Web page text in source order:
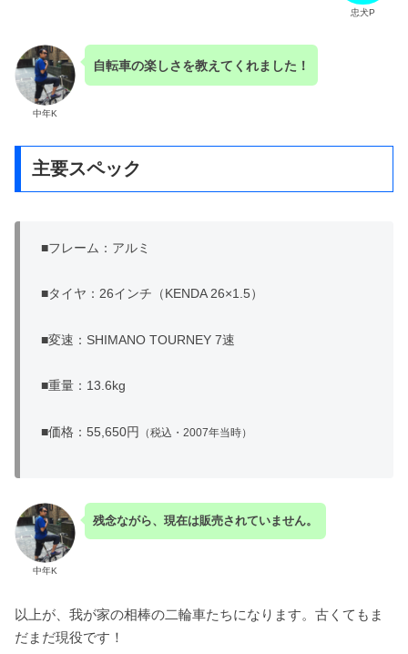
忠犬P
中年K
自転車の楽しさを教えてくれました！
主要スペック
■フレーム：アルミ
■タイヤ：26インチ（KENDA 26×1.5）
■変速：SHIMANO TOURNEY 7速
■重量：13.6kg
■価格：55,650円 （税込・2007年当時）
中年K
残念ながら、現在は販売されていません。
以上が、我が家の相棒の二輪車たちになります。古くてもま
だまだ現役です！